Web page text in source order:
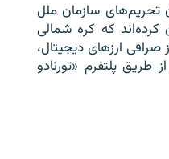
تحریم‌های سازمان ملل
که کره شمالی
دلار از صرافی ارزهای دیجیتال،
طریق پلتفرم «تورنادو